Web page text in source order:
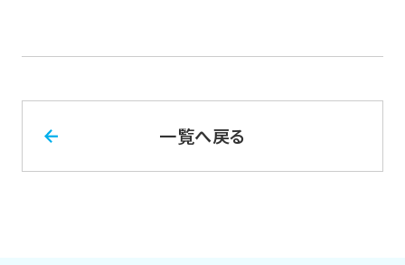
一覧へ戻る